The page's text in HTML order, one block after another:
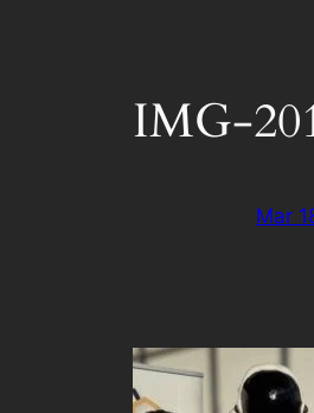
IMG-
Mar